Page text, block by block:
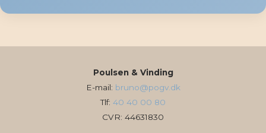
Poulsen & Vinding
E-mail: bruno@pogv.dk
Tlf: 40 40 00 80
CVR: 44631830